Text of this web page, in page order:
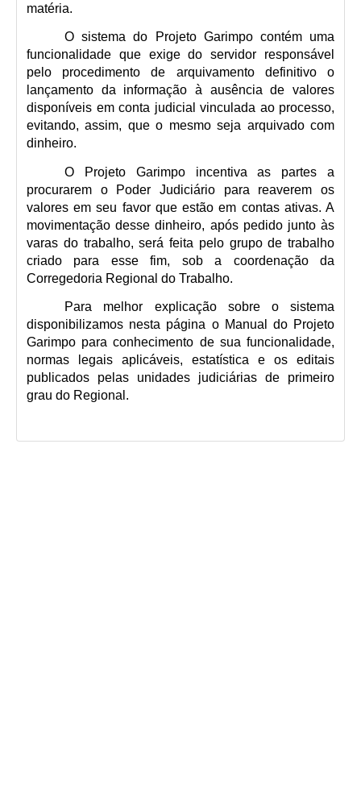
Fones TRT
Fones TST
Endereços das Unidades
Balcão Virtual
Balcão Visual Libras
Aplicativos
matéria.
O sistema do Projeto Garimpo contém uma
funcionalidade que exige do servidor responsável
pelo procedimento de arquivamento definitivo o
lançamento da informação à ausência de valores
disponíveis em conta judicial vinculada ao processo,
evitando, assim, que o mesmo seja arquivado com
dinheiro.
O Projeto Garimpo incentiva as partes a
procurarem o Poder Judiciário para reaverem os
valores em seu favor que estão em contas ativas. A
movimentação desse dinheiro, após pedido junto às
varas do trabalho, será feita pelo grupo de trabalho
criado para esse fim, sob a coordenação da
Corregedoria Regional do Trabalho.
Para melhor explicação sobre o sistema
disponibilizamos nesta página o Manual do Projeto
Garimpo para conhecimento de sua funcionalidade,
normas legais aplicáveis, estatística e os editais
publicados pelas unidades judiciárias de primeiro
grau do Regional.